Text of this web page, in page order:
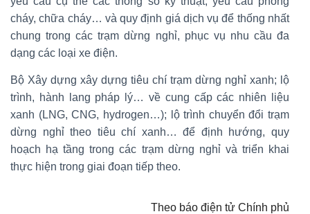
cháy, chữa cháy… và quy định giá dịch vụ để thống nhất
chung trong các trạm dừng nghỉ, phục vụ nhu cầu đa
dạng các loại xe điện.
Bộ Xây dựng xây dựng tiêu chí trạm dừng nghỉ xanh; lộ
trình, hành lang pháp lý… về cung cấp các nhiên liệu
xanh (LNG, CNG, hydrogen…); lộ trình chuyển đổi trạm
dừng nghỉ theo tiêu chí xanh… để định hướng, quy
hoạch hạ tầng trong các trạm dừng nghỉ và triển khai
thực hiện trong giai đoạn tiếp theo.
Theo báo điện tử Chính phủ